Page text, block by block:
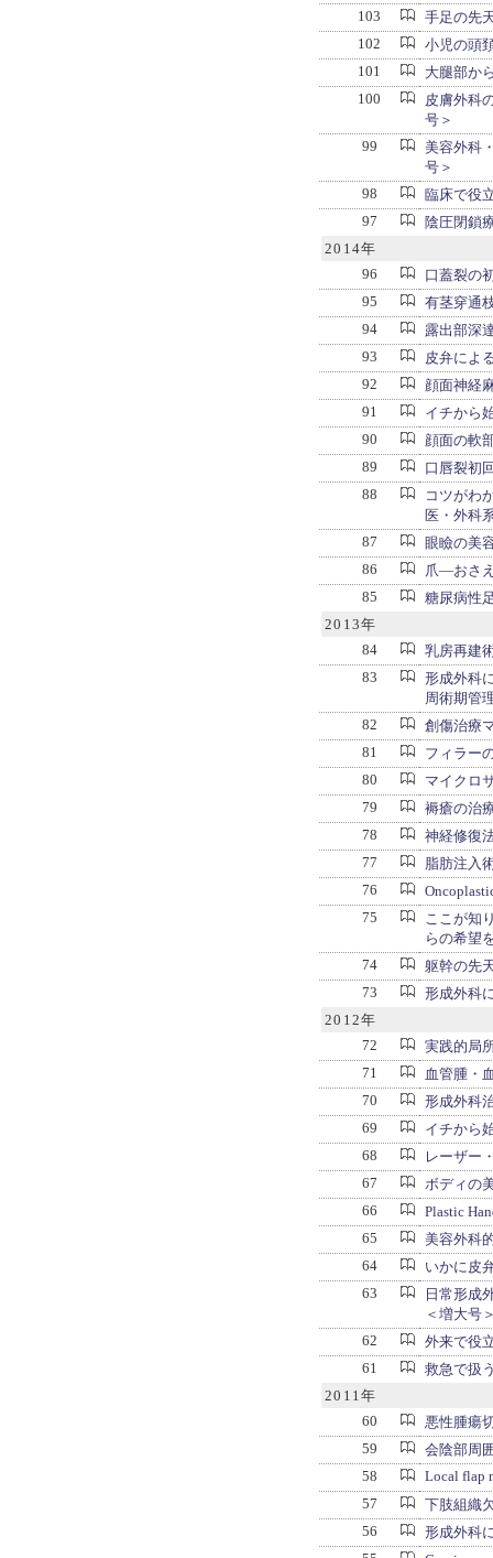
103
手足の先
102
小児の頭
101
大腿部か
100
皮膚外科
号＞
99
美容外科
号＞
98
臨床で役
97
陰圧閉鎖
2014年
96
口蓋裂の
95
有茎穿通
94
露出部深
93
皮弁によ
92
顔面神経
91
イチから
90
顔面の軟
89
口唇裂初
88
コツがわ
医・外科
87
眼瞼の美
86
爪―おさ
85
糖尿病性
2013年
84
乳房再建
83
形成外科
周術期管
82
創傷治療
81
フィラー
80
マイクロ
79
褥瘡の治
78
神経修復
77
脂肪注入
76
75
ここが知
らの希望
74
躯幹の先
73
形成外科
2012年
72
実践的局
71
血管腫・
70
形成外科
69
イチから
68
レーザー
67
ボディの
66
Plastic
65
美容外科
64
いかに皮
63
日常形成
＜増大号
62
外来で役
61
救急で扱
2011年
60
悪性腫瘍
59
会陰部周
58
Local flap
57
下肢組織
56
形成外科